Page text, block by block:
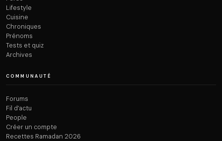
Lifestyle
Cuisine
Chroniques
Prénoms
Tests et quiz
Archives
COMMUNAUTÉ
Forums
Fil d’actu
People
Créer un compte
Recettes Ramadan 2026